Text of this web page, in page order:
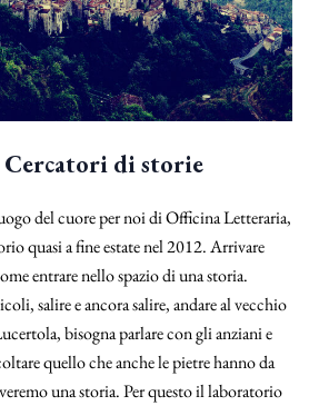
di storie
del cuore per noi di Officina Letteraria,
quasi a fine estate nel 2012. Arrivare
entrare nello spazio di una storia.
salire e ancora salire, andare al vecchio
bisogna parlare con gli anziani e
quello che anche le pietre hanno da
una storia. Per questo il laboratorio